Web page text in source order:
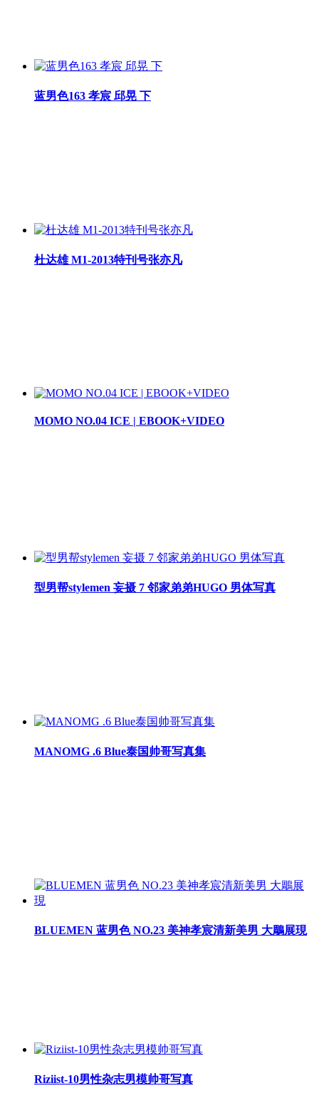
蓝男色163 孝宸 邱晃 下
杜达雄 M1-2013特刊号张亦凡
MOMO NO.04 ICE | EBOOK+VIDEO
型男帮stylemen 妄摄 7 邻家弟弟HUGO 男体写真
MANOMG .6 Blue泰国帅哥写真集
BLUEMEN 蓝男色 NO.23 美神孝宸清新美男 大鵰展現
Riziist-10男性杂志男模帅哥写真